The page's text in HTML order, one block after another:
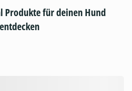
Produkte für deinen Hund
entdecken